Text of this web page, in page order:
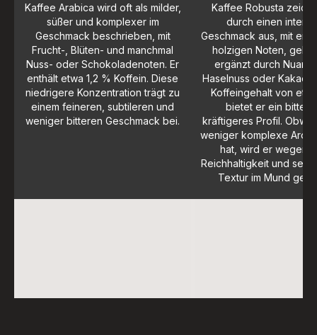
Kaffee Arabica wird oft als milder,
süßer und komplexer im
Geschmack beschrieben, mit
Frucht-, Blüten- und manchmal
Nuss- oder Schokoladenoten. Er
enthält etwa 1,2 % Koffein. Diese
niedrigere Konzentration trägt zu
einem feineren, subtileren und
weniger bitteren Geschmack bei.
Kaffee Robusta
durch einen
Geschmack aus, mit
holzigen Noten,
ergänzt durch
Haselnuss oder Kakao.
Koffeingehalt von
bietet er ein
kräftigeres Profil.
weniger komplexe
hat, wird er wegen
Reichhaltigkeit und
Textur im Mund